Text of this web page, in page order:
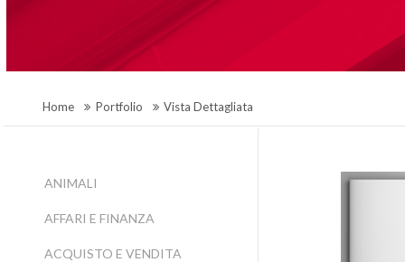
Home Portfolio Vista Dettagliata
ANIMALI
AFFARI E FINANZA
ACQUISTO E VENDITA